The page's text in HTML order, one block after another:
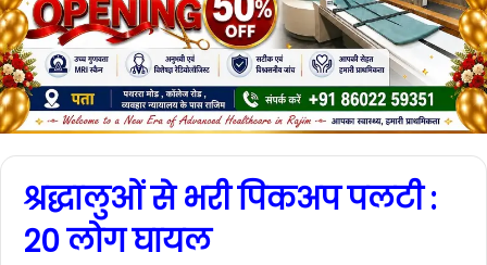
श्रद्धालुओं से भरी पिकअप पलटी :
20 लोग घायल